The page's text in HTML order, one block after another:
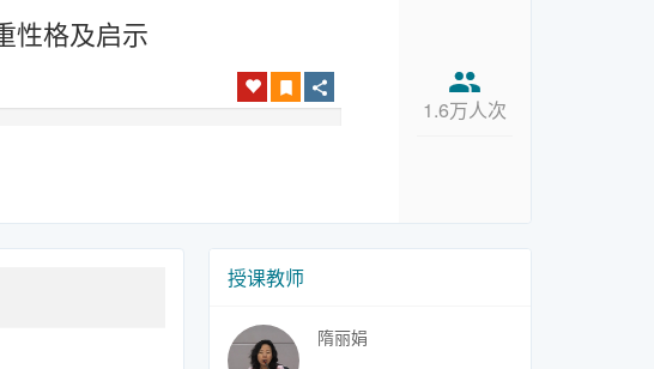
性格及启示
1.6万人次
授课教师
隋丽娟